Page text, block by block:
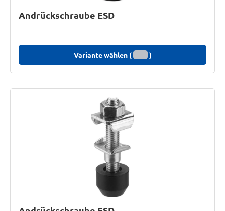
Andrückschraube ESD
Variante wählen ( )